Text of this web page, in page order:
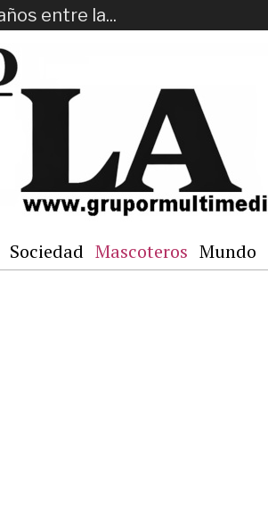
entre la...
Sociedad Mascoteros Mundo